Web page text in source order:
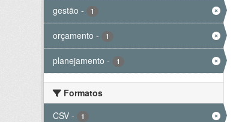
gestão - 1
orçamento - 1
planejamento - 1
Formatos
CSV - 1